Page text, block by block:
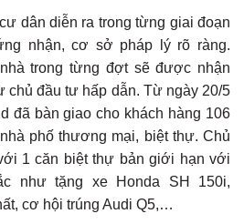
dân diễn ra trong từng giai đoạn
nhận, cơ sở pháp lý rõ ràng.
trong từng đợt sẽ được nhận
chủ đầu tư hấp dẫn. Từ ngày 20/5
đã bàn giao cho khách hàng 106
phố thương mại, biệt thự. Chủ
1 căn biệt thự bản giới hạn với
như tặng xe Honda SH 150i,
cơ hội trúng Audi Q5,…